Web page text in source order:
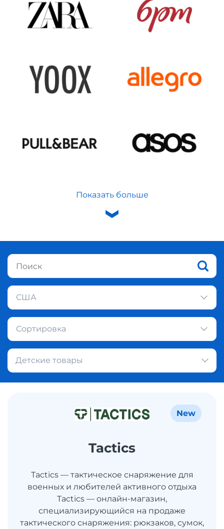
Показать больше
США
Сортировка
Детские товары
Tactics
Tactics — тактическое снаряжение для
военных и любителей активного отдыха
Tactics — онлайн-магазин,
специализирующийся на продаже
тактического снаряжения: рюкзаков, сумок,
New